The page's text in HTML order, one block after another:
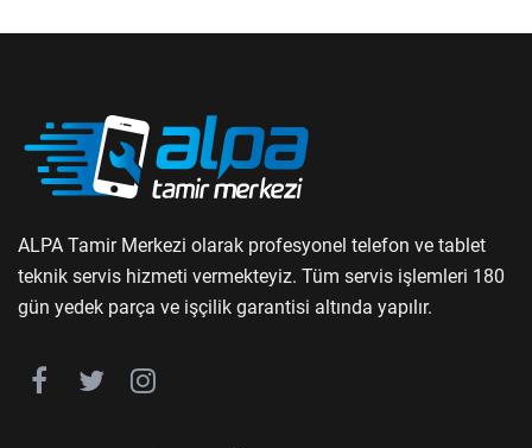
ALPA Tamir Merkezi olarak profesyonel telefon ve tablet
teknik servis hizmeti vermekteyiz. Tüm servis işlemleri 180
gün yedek parça ve işçilik garantisi altında yapılır.